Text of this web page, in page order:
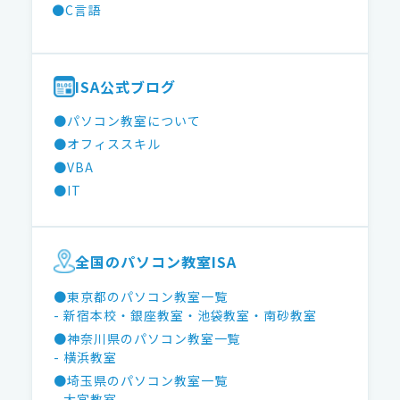
●C言語
ISA公式ブログ
●パソコン教室について
●オフィススキル
●VBA
●IT
全国のパソコン教室ISA
●東京都のパソコン教室一覧
- 新宿本校 ・銀座教室 ・池袋教室 ・南砂教室
●神奈川県のパソコン教室一覧
- 横浜教室
●埼玉県のパソコン教室一覧